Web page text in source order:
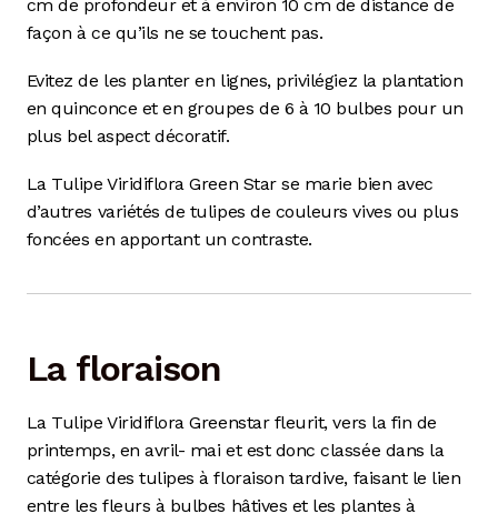
cm de profondeur et à environ 10 cm de distance de
façon à ce qu’ils ne se touchent pas.
Evitez de les planter en lignes, privilégiez la plantation
en quinconce et en groupes de 6 à 10 bulbes pour un
plus bel aspect décoratif.
La Tulipe Viridiflora Green Star se marie bien avec
d’autres variétés de tulipes de couleurs vives ou plus
foncées en apportant un contraste.
La floraison
La Tulipe Viridiflora Greenstar fleurit, vers la fin de
printemps, en avril- mai et est donc classée dans la
catégorie des tulipes à floraison tardive, faisant le lien
entre les fleurs à bulbes hâtives et les plantes à